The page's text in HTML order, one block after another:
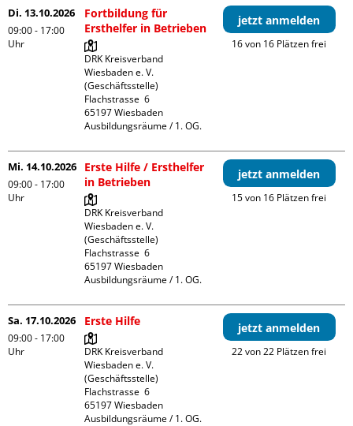
Di. 13.10.2026
09:00 - 17:00
Uhr
Fortbildung für
Ersthelfer in Betrieben
DRK Kreisverband
Wiesbaden e. V.
(Geschäftsstelle)
Flachstrasse  6
65197 Wiesbaden
Ausbildungsräume / 1. OG.
jetzt anmelden
16 von 16 Plätzen frei
Mi. 14.10.2026
09:00 - 17:00
Uhr
Erste Hilfe / Ersthelfer
in Betrieben
DRK Kreisverband
Wiesbaden e. V.
(Geschäftsstelle)
Flachstrasse  6
65197 Wiesbaden
Ausbildungsräume / 1. OG.
jetzt anmelden
15 von 16 Plätzen frei
Sa. 17.10.2026
09:00 - 17:00
Uhr
Erste Hilfe
DRK Kreisverband
Wiesbaden e. V.
(Geschäftsstelle)
Flachstrasse  6
65197 Wiesbaden
Ausbildungsräume / 1. OG.
jetzt anmelden
22 von 22 Plätzen frei